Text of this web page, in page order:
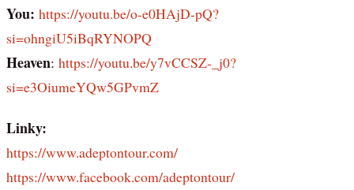
You: https://youtu.be/o-e0HAjD-pQ?
si=ohngiU5iBqRYNOPQ
Heaven: https://youtu.be/y7vCCSZ-_j0?
si=e3OiumeYQw5GPvmZ
Linky:
https://www.adeptontour.com/
https://www.facebook.com/adeptontour/